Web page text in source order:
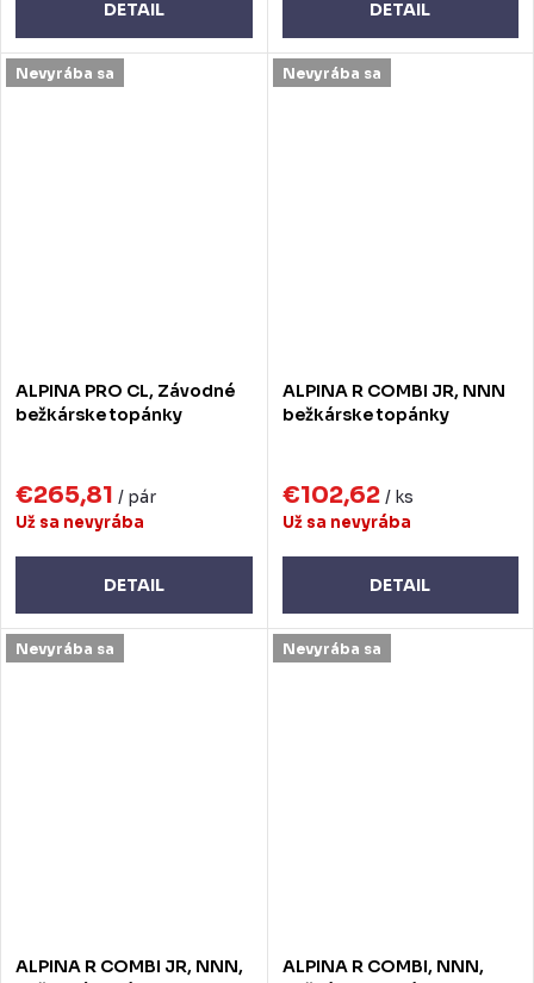
DETAIL DETAIL
Nevyrába sa
ALPINA PRO CL, Závodné
bežkárske topánky
€265,81 / pár
Už sa nevyrába
DETAIL
Nevyrába sa
ALPINA R COMBI JR, NNN
bežkárske topánky
€102,62 / ks
Už sa nevyrába
DETAIL
Nevyrába sa
ALPINA R COMBI JR, NNN,
Nevyrába sa
ALPINA R COMBI, NNN,